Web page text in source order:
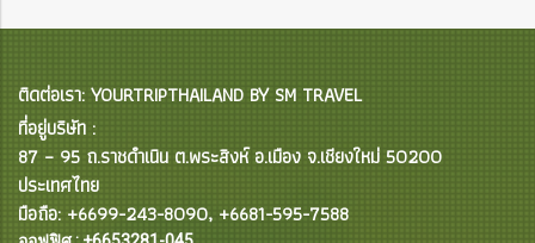
ติดต่อเรา: YOURTRIPTHAILAND BY SM TRAVEL
ที่อยู่บริษัท :
87 – 95 ถ.ราชดำเนิน ต.พระสิงห์ อ.เมือง จ.เชียงใหม่ 50200
ประเทศไทย
มือถือ: +6699-243-8090, +6681-595-7588